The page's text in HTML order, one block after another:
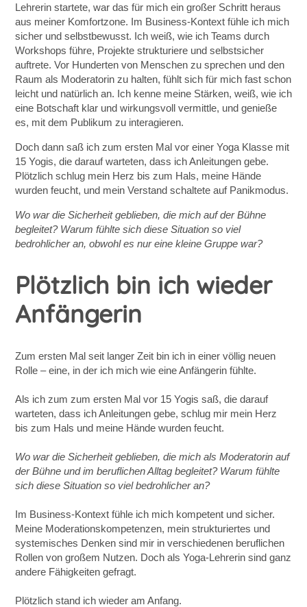
Lehrerin startete, war das für mich ein großer Schritt heraus
aus meiner Komfortzone. Im Business-Kontext fühle ich mich
sicher und selbstbewusst. Ich weiß, wie ich Teams durch
Workshops führe, Projekte strukturiere und selbstsicher
auftrete. Vor Hunderten von Menschen zu sprechen und den
Raum als Moderatorin zu halten, fühlt sich für mich fast schon
leicht und natürlich an. Ich kenne meine Stärken, weiß, wie ich
eine Botschaft klar und wirkungsvoll vermittle, und genieße
es, mit dem Publikum zu interagieren.
Doch dann saß ich zum ersten Mal vor einer Yoga Klasse mit
15 Yogis, die darauf warteten, dass ich Anleitungen gebe.
Plötzlich schlug mein Herz bis zum Hals, meine Hände
wurden feucht, und mein Verstand schaltete auf Panikmodus.
Wo war die Sicherheit geblieben, die mich auf der Bühne
begleitet? Warum fühlte sich diese Situation so viel
bedrohlicher an, obwohl es nur eine kleine Gruppe war?
Plötzlich bin ich wieder
Anfängerin
Zum ersten Mal seit langer Zeit bin ich in einer völlig neuen
Rolle – eine, in der ich mich wie eine Anfängerin fühlte.
Als ich zum zum ersten Mal vor 15 Yogis saß, die darauf
warteten, dass ich Anleitungen gebe, schlug mir mein Herz
bis zum Hals und meine Hände wurden feucht.
Wo war die Sicherheit geblieben, die mich als Moderatorin auf
der Bühne und im beruflichen Alltag begleitet? Warum fühlte
sich diese Situation so viel bedrohlicher an?
Im Business-Kontext fühle ich mich kompetent und sicher.
Meine Moderationskompetenzen, mein strukturiertes und
systemisches Denken sind mir in verschiedenen beruflichen
Rollen von großem Nutzen. Doch als Yoga-Lehrerin sind ganz
andere Fähigkeiten gefragt.
Plötzlich stand ich wieder am Anfang.